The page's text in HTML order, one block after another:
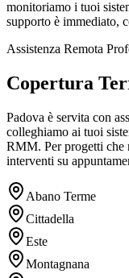
monitoriamo i tuoi
supporto è immediato,
Assistenza Remota
Copertura
Padova è servita con
colleghiamo ai tuoi
RMM. Per progetti che
interventi su
Abano Terme
Cittadella
Este
Montagnana